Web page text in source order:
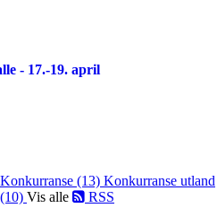
- 17.-19. april
Konkurranse (13) Konkurranse utland
Vis alle RSS